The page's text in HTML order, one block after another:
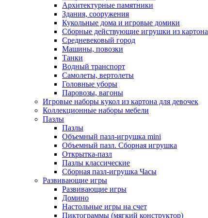
Архитектурные памятники
Здания, сооружения
Кукольные дома и игровые домики
Сборные действующие игрушки из картона
Средневековый город
Машины, повозки
Танки
Водный транспорт
Самолеты, вертолеты
Головные уборы
Паровозы, вагоны
Игровые наборы кукол из картона для девочек
Коллекционные наборы мебели
Пазлы
Пазлы
Объемный пазл-игрушка mini
Объемный пазл. Сборная игрушка
Открытка-пазл
Пазлы классические
Сборная пазл-игрушка Часы
Развивающие игры
Развивающие игры
Домино
Настольные игры на счет
Пиктограммы (мягкий конструктор)